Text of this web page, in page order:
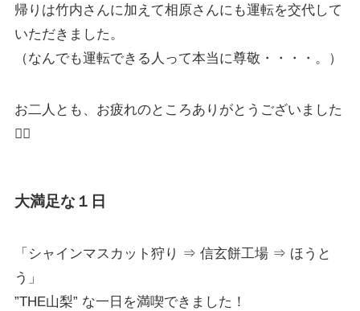
帰りは竹内さんに加えて相原さんにも運転を交代して
いただきました。
（なんでも運転できる人って本当に尊敬・・・・。）
お二人とも、お疲れのところありがとうございました
🙇‍♀️
大満足な１日
「シャインマスカット狩り ⇒ 信玄餅工場 ⇒ ほうと
う」
”THE山梨” な一日を満喫できました！